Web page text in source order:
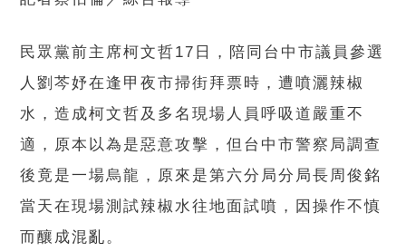
民眾黨前主席柯文哲17日，陪同台中市議員參選
人劉芩妤在逢甲夜市掃街拜票時，遭噴灑辣椒
水，造成柯文哲及多名現場人員呼吸道嚴重不
適，原本以為是惡意攻擊，但台中市警察局調查
後竟是一場烏龍，原來是第六分局分局長周俊銘
當天在現場測試辣椒水往地面試噴，因操作不慎
而釀成混亂。